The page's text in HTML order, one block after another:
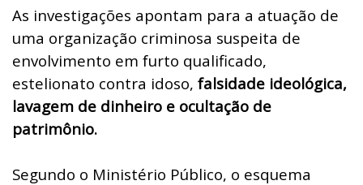
As investigações apontam para a atuação de
uma organização criminosa suspeita de
envolvimento em furto qualificado,
estelionato contra idoso, falsidade ideológica,
lavagem de dinheiro e ocultação de
patrimônio.
Segundo o Ministério Público, o esquema